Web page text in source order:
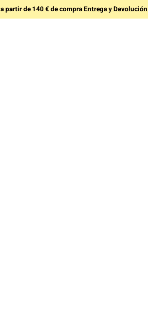
partir de 140 € de compraEntrega y Devolución